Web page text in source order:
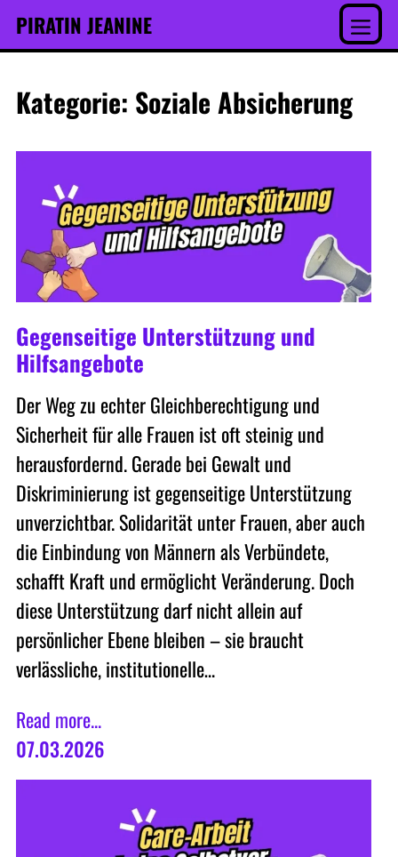
springen
Skip
to
PIRATIN JEANINE
Menu
Kategorie: Soziale Absicherung
Gegenseitige Unterstützung und
Hilfsangebote
Der Weg zu echter Gleichberechtigung und
Sicherheit für alle Frauen ist oft steinig und
herausfordernd. Gerade bei Gewalt und
Diskriminierung ist gegenseitige Unterstützung
unverzichtbar. Solidarität unter Frauen, aber auch
die Einbindung von Männern als Verbündete,
schafft Kraft und ermöglicht Veränderung. Doch
diese Unterstützung darf nicht allein auf
persönlicher Ebene bleiben – sie braucht
verlässliche, institutionelle…
Read more...
07.03.2026